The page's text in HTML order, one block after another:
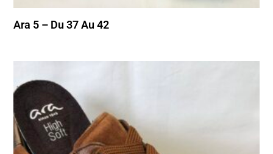
Ara 5 – Du 37 Au 42